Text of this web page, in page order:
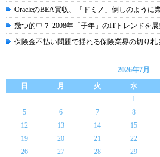
OracleのBEA買収、「ドミノ」倒しのように
幾つ的中？ 2008年「子年」のITトレンドを展
保険金不払い問題で揺れる保険業界の切り札
2026年7月
日
月 火 水
1
5
6 7 8
12
13 14 15
19
20 21 22
26
27 28 29